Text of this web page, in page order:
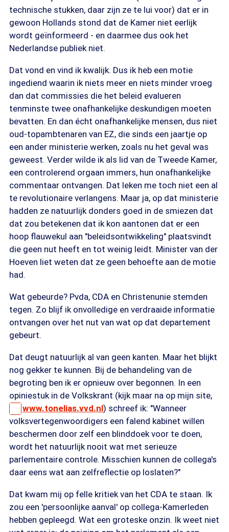
technische stukken, daar zijn ze te lui voor) dat er in
gewoon Hollands stond dat de Kamer niet eerlijk
wordt geïnformeerd - en daarmee dus ook het
Nederlandse publiek niet.
Dat vond en vind ik kwalijk. Dus ik heb een motie
ingediend waarin ik niets meer en niets minder vroeg
dan dat commissies die het beleid evalueren
tenminste twee onafhankelijke deskundigen moeten
bevatten. En dan écht onafhankelijke mensen, dus niet
oud-topambtenaren van EZ, die sinds een jaartje op
een ander ministerie werken, zoals nu het geval was
geweest. Verder wilde ik als lid van de Tweede Kamer,
een controlerend orgaan immers, hun onafhankelijke
commentaar ontvangen. Dat leken me toch niet een al
te revolutionaire verlangens. Maar ja, op dat ministerie
hadden ze natuurlijk donders goed in de smiezen dat
dat zou betekenen dat ik kon aantonen dat er een
hoop flauwekul aan "beleidsontwikkeling" plaatsvindt
die geen nut heeft en tot weinig leidt. Minister van der
Hoeven liet weten dat ze geen behoefte aan de motie
had.
Wat gebeurde? Pvda, CDA en Christenunie stemden
tegen. Zo blijf ik onvolledige en verdraaide informatie
ontvangen over het nut van wat op dat departement
gebeurt.
Dat deugt natuurlijk al van geen kanten. Maar het blijkt
nog gekker te kunnen. Bij de behandeling van de
begroting ben ik er opnieuw over begonnen. In een
opiniestuk in de Volkskrant (kijk maar na op mijn site,
www.tonelias.vvd.nl) schreef ik: "Wanneer
volksvertegenwoordigers een falend kabinet willen
beschermen door zelf een blinddoek voor te doen,
wordt het natuurlijk nooit wat met serieuze
parlementaire controle. Misschien kunnen de collega's
daar eens wat aan zelfreflectie op loslaten?"
Dat kwam mij op felle kritiek van het CDA te staan. Ik
zou een 'persoonlijke aanval' op collega-Kamerleden
hebben gepleegd. Wat een groteske onzin. Ik weet niet